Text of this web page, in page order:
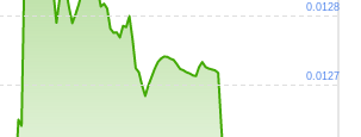
0.0127
0.0128